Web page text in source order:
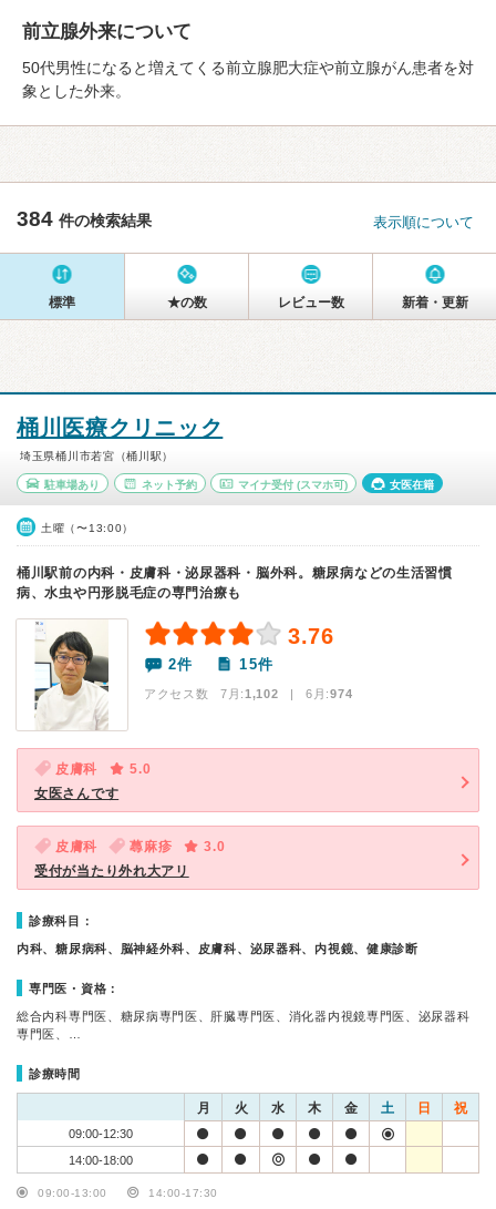
前立腺外来について
50代男性になると増えてくる前立腺肥大症や前立腺がん患者を対
象とした外来。
384 件の検索結果 表示順について
標準 ★の数 レビュー数 新着・更新
桶川医療クリニック
埼玉県桶川市若宮（桶川駅）
駐車場あり ネット予約 マイナ受付 (スマホ可) 女医在籍
土曜（〜13:00）
桶川駅前の内科・皮膚科・泌尿器科・脳外科。糖尿病などの生活習慣
病、水虫や円形脱毛症の専門治療も
3.76
2件 15件
アクセス数 7月:1,102 | 6月:974
皮膚科
5.0
女医さんです
皮膚科 蕁麻疹
3.0
受付が当たり外れ大アリ
診療科目：
内科、糖尿病科、脳神経外科、皮膚科、泌尿器科、内視鏡、健康診断
専門医・資格：
総合内科専門医、糖尿病専門医、肝臓専門医、消化器内視鏡専門医、泌尿器科
専門医、…
診療時間
月 火 水 木 金 土 日 祝
09:00-12:30
14:00-18:00
09:00-13:00 14:00-17:30